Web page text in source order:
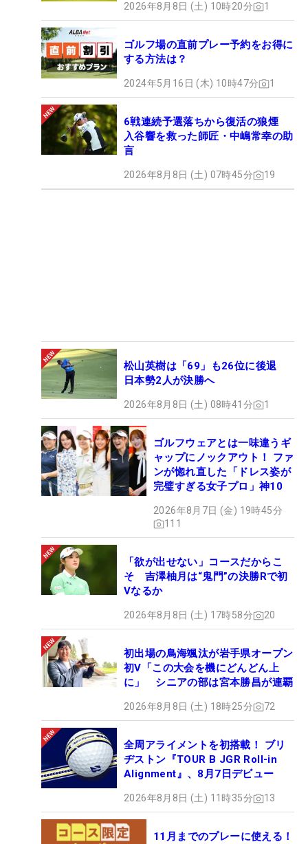
2026年8月8日 (土) 10時20分 1
ゴルフ場の直前プレー予約をお得に
する方法は？
2024年5月16日 (木) 10時47分 1
6戦連続予選落ちから復活の狼煙
入谷響を救った師匠・中嶋常幸の助
言
2026年8月8日 (土) 07時45分 19
松山英樹は「69」も26位に後退
日本勢2人が決勝へ
2026年8月8日 (土) 08時41分 1
ゴルフウェアとは一味違うギ
ャップにノックアウト！ ファ
ンが惚れ直した「ドレス姿が
完璧すぎる女子プロ」神10
2026年8月7日 (金) 19時45分
111
「欲が出せない」コースだからこ
そ 吉澤柚月は“鬼門”の決勝Rで初
Vなるか
2026年8月8日 (土) 17時58分 20
初出場の鳥海颯汰が岩手県オープン
初V「この大会を機にどんどん上
に」 シニアの部は宮本勝昌が連覇
2026年8月8日 (土) 18時25分 72
全周アライメントを初搭載！ ブリ
ヂストン『TOUR B JGR Roll-in
Alignment』、8月7日デビュー
2026年8月8日 (土) 11時35分 13
11月までのプレーに使える！